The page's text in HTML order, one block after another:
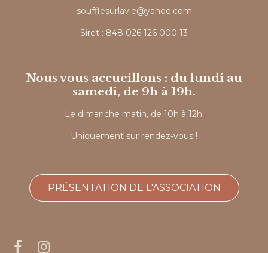
soufflesurlavie@yahoo.com
Siret : 848 026 126 000 13
Nous vous accueillons : du lundi au
samedi, de 9h à 19h.
Le dimanche matin, de 10h à 12h.
Uniquement sur rendez-vous !
PRÉSENTATION DE L'ASSOCIATION